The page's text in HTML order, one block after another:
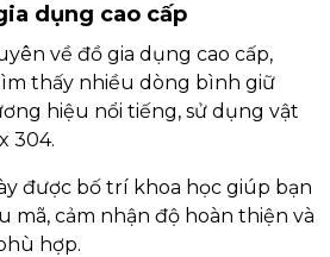
dụng cao cấp
về đồ gia dụng cao cấp,
thấy nhiều dòng bình giữ
hiệu nổi tiếng, sử dụng vật
304.
được bố trí khoa học giúp bạn
mã, cảm nhận độ hoàn thiện và
hợp.